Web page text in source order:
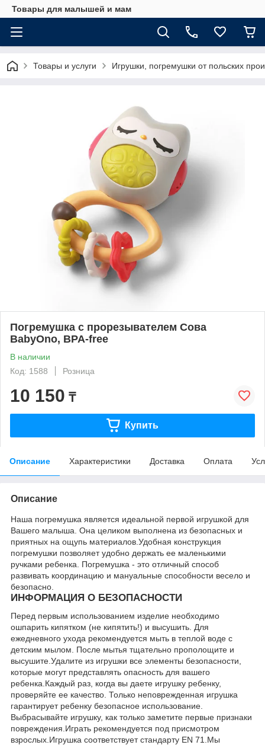
Товары для малышей и мам
Товары и услуги Игрушки, погремушки от польских
Погремушка с прорезывателем Сова
BabyOno, BPA-free
В наличии
Код: 1588
Розница
10 150 ₸
Купить
Описание Характеристики Доставка Оплата
Описание
Наша погремушка является идеальной первой игрушкой для
Вашего малыша. Она целиком выполнена из безопасных и
приятных на ощупь материалов.Удобная конструкция
погремушки позволяет удобно держать ее маленькими
ручками ребенка. Погремушка - это отличный способ
развивать координацию и мануальные способности весело и
безопасно.
ИНФОРМАЦИЯ О БЕЗОПАСНОСТИ
Перед первым использованием изделие необходимо
ошпарить кипятком (не кипятить!) и высушить. Для
ежедневного ухода рекомендуется мыть в теплой воде с
детским мылом. После мытья тщательно прополощите и
высушите.Удалите из игрушки все элементы безопасности,
которые могут представлять опасность для вашего
ребенка.Каждый раз, когда вы даете игрушку ребенку,
проверяйте ее качество. Только неповрежденная игрушка
гарантирует ребенку безопасное использование.
Выбрасывайте игрушку, как только заметите первые признаки
повреждения.Играть рекомендуется под присмотром
взрослых.Игрушка соответствует стандарту EN 71.Мы